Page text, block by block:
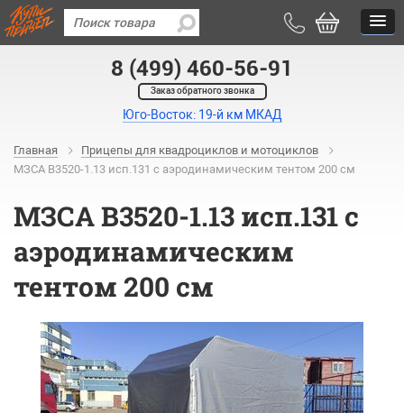
8 (499) 460-56-91
Заказ обратного звонка
Юго-Восток: 19-й км МКАД
Главная
Прицепы для квадроциклов и мотоциклов
МЗСА B3520-1.13 исп.131 с аэродинамическим тентом 200 см
МЗСА B3520-1.13 исп.131 с
аэродинамическим
тентом 200 см